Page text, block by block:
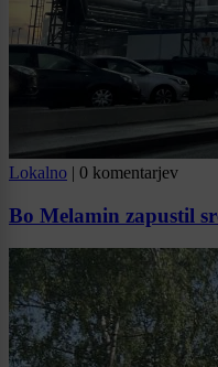
Lokalno | 0 komentarjev
Bo Melamin zapustil